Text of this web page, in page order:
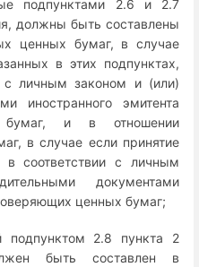
подпунктами 2.6 и 2.7
должны быть составлены
ценных бумаг, в случае
в этих подпунктах,
с личным законом и (или)
иностранного эмитента
бумаг, и в отношении
в случае если принятие
соответствии с личным
документами
ценных бумаг;
подпунктом 2.8 пункта 2
быть составлен в